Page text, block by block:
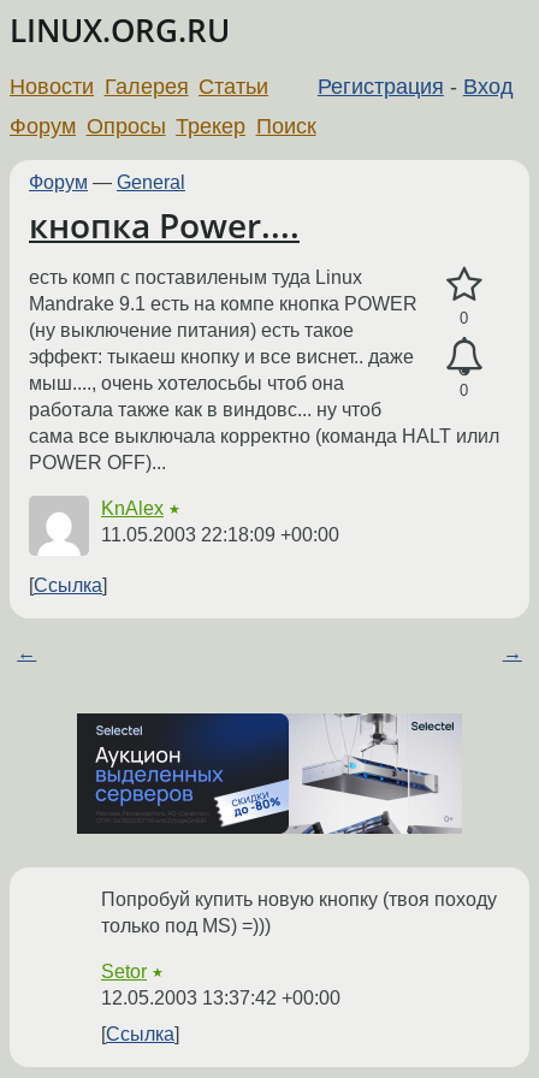
LINUX.ORG.RU
Регистрация - Вход
Новости Галерея Статьи
Форум Опросы Трекер Поиск
Форум — General
кнопка Power....
0
0
есть комп с поставиленым туда Linux
Mandrake 9.1 есть на компе кнопка POWER
(ну выключение питания) есть такое
эффект: тыкаеш кнопку и все виснет.. даже
мыш...., очень хотелосьбы чтоб она
работала также как в виндовс... ну чтоб
сама все выключала корректно (команда HALT илил
POWER OFF)...
KnAlex ★
11.05.2003 22:18:09 +00:00
Ссылка
← →
Попробуй купить новую кнопку (твоя походу
только под MS) =)))
Setor ★
12.05.2003 13:37:42 +00:00
Ссылка